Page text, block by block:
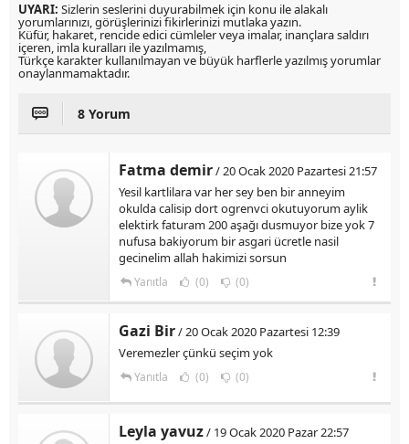
UYARI: Sizlerin seslerini duyurabilmek için konu ile alakalı
yorumlarınızı, görüşlerinizi fikirlerinizi mutlaka yazın.
Küfür, hakaret, rencide edici cümleler veya imalar, inançlara saldırı
içeren, imla kuralları ile yazılmamış,
Türkçe karakter kullanılmayan ve büyük harflerle yazılmış yorumlar
onaylanmamaktadır.
8 Yorum
Fatma demir/ 20 Ocak 2020 Pazartesi 21:57
Yesil kartlilara var her sey ben bir anneyim
okulda calisip dort ogrenvci okutuyorum aylik
elektirk faturam 200 aşağı dusmuyor bize yok 7
nufusa bakiyorum bir asgari ücretle nasil
gecinelim allah hakimizi sorsun
Yanıtla (0) (0)
Gazi Bir/ 20 Ocak 2020 Pazartesi 12:39
Veremezler çünkü seçim yok
Yanıtla (0) (0)
Leyla yavuz/ 19 Ocak 2020 Pazar 22:57